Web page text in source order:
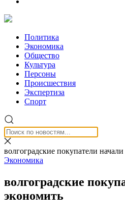
Политика
Экономика
Общество
Культура
Персоны
Происшествия
Экспертиза
Спорт
волгоградские покупатели
Экономика
волгоградские
экономить